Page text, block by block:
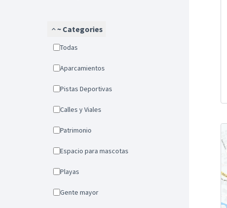
~ Categories
Todas
Aparcamientos
Pistas Deportivas
Calles y Viales
Patrimonio
Espacio para mascotas
Playas
Gente mayor